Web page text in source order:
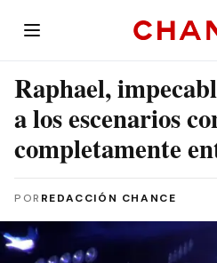
Raphael,
a los escenarios
completamente
POR REDACCIÓN CHANCE